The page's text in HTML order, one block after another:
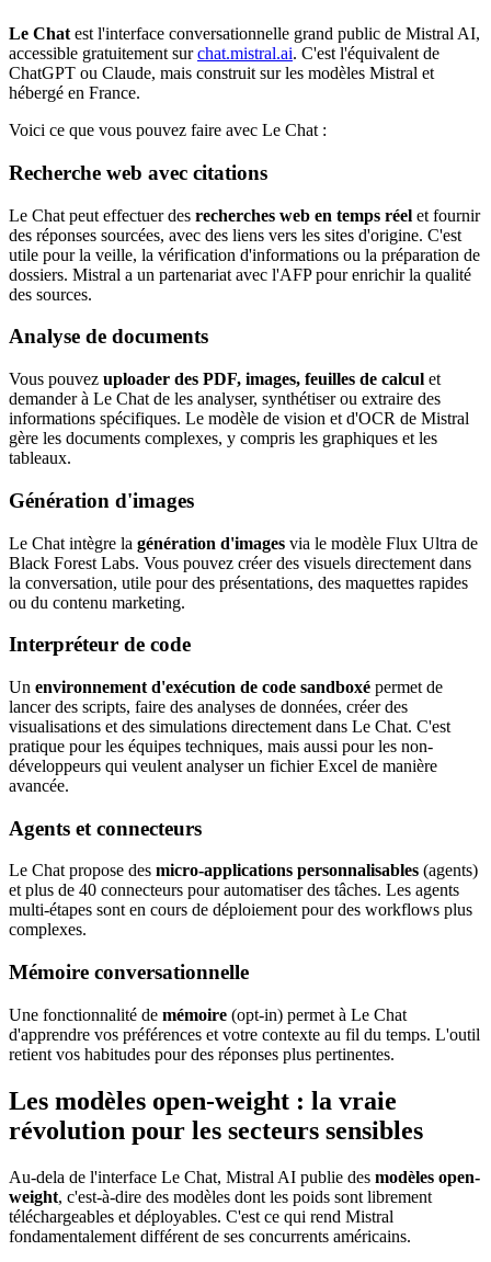
Le Chat est l'interface conversationnelle grand public de Mistral AI,
accessible gratuitement surchat.mistral.ai. C'est l'équivalent de
ChatGPT ou Claude, mais construit sur les modèles Mistral et
hébergé en France.
Voici ce que vous pouvez faire avec Le Chat :
Recherche web avec citations
Le Chat peut effectuer des recherches web en temps réel et fournir
des réponses sourcées, avec des liens vers les sites d'origine. C'est
utile pour la veille, la vérification d'informations ou la préparation de
dossiers. Mistral a un partenariat avec l'AFP pour enrichir la qualité
des sources.
Analyse de documents
Vous pouvez uploader des PDF, images, feuilles de calcul et
demander à Le Chat de les analyser, synthétiser ou extraire des
informations spécifiques. Le modèle de vision et d'OCR de Mistral
gère les documents complexes, y compris les graphiques et les
tableaux.
Génération d'images
Le Chat intègre la génération d'images via le modèle Flux Ultra de
Black Forest Labs. Vous pouvez créer des visuels directement dans
la conversation, utile pour des présentations, des maquettes rapides
ou du contenu marketing.
Interpréteur de code
Un environnement d'exécution de code sandboxé permet de
lancer des scripts, faire des analyses de données, créer des
visualisations et des simulations directement dans Le Chat. C'est
pratique pour les équipes techniques, mais aussi pour les non-
développeurs qui veulent analyser un fichier Excel de manière
avancée.
Agents et connecteurs
Le Chat propose des micro-applications personnalisables (agents)
et plus de 40 connecteurs pour automatiser des tâches. Les agents
multi-étapes sont en cours de déploiement pour des workflows plus
complexes.
Mémoire conversationnelle
Une fonctionnalité de mémoire (opt-in) permet à Le Chat
d'apprendre vos préférences et votre contexte au fil du temps. L'outil
retient vos habitudes pour des réponses plus pertinentes.
Les modèles open-weight : la vraie
révolution pour les secteurs sensibles
Au-dela de l'interface Le Chat, Mistral AI publie des modèles open-
weight, c'est-à-dire des modèles dont les poids sont librement
téléchargeables et déployables. C'est ce qui rend Mistral
fondamentalement différent de ses concurrents américains.